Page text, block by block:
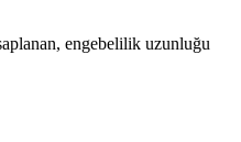
engebelilik uzunluğu